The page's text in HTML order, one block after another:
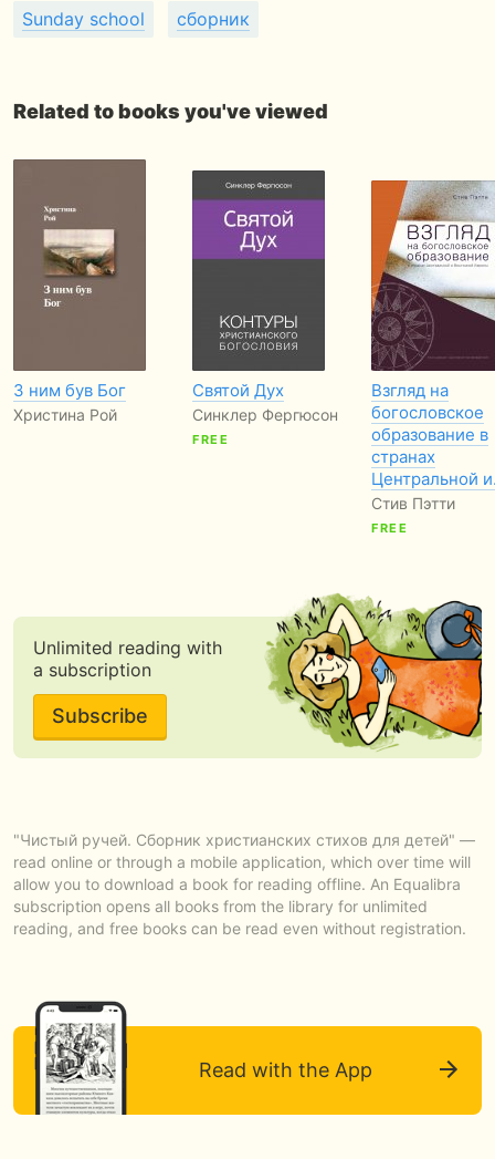
Sunday school сборник
Related to books you've viewed
З ним був Бог
Христина Рой
Святой Дух
Синклер Фергюсон
FREE
Взгляд на
богословское
образование в
странах
Центральной
Стив Пэтти
FREE
Unlimited reading with
a subscription
Subscribe
"Чистый ручей. Сборник христианских стихов для детей" —
read online or through a mobile application, which over time will
allow you to download a book for reading offline. An Equalibra
subscription opens all books from the library for unlimited
reading, and free books can be read even without registration.
Read with the App